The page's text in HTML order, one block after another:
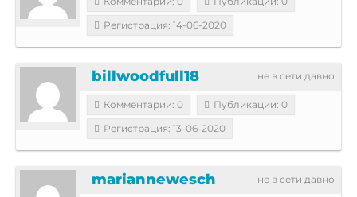
Регистрация: 14-06-2020
не в сети давно
billwoodfull18
Комментарии: 0
Публикации: 0
Регистрация: 13-06-2020
не в сети давно
mariannewesch